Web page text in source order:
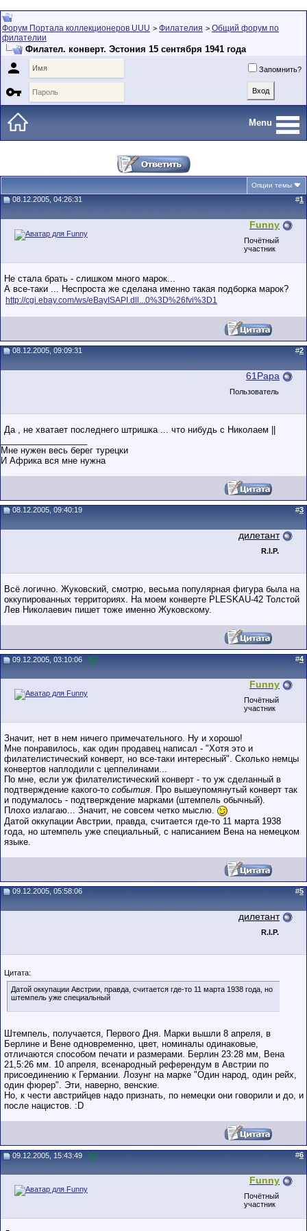
Форум Портала коллекционеров UUU > Филателия > Общий форум по
филателии
Филател. конверт. Эстония 15 сентября 1941 года
 Запомнить?

Menu
Опции темы
08.12.2005, 04:26:31 #1
Funny
Почётный
участник
Не стала брать - слишком много марок...
А все-таки ... Неспроста же сделана именно такая подборка марок?
http://cgi.ebay.com/ws/eBayISAPI.dll...0%3D%26fvi%3D1
08.12.2005, 09:09:31 #2
61Papa
Пользователь
Да , не хватает последнего штришка ... что нибудь с Николаем ||
Мне нужен весь берег турецки
И Африка вся мне нужна
08.12.2005, 09:40:19 #3
дилетант
R.I.P.
Всё логично. Жуковский, смотрю, весьма популярная фигура была на
оккупированных территориях. На моем конверте PLESKAU-42 Толстой
Лев Николаевич пишет тоже именно Жуковскому.
09.12.2005, 03:10:06 #4
Funny
Почётный
участник
Значит, нет в нем ничего примечательного. Ну и хорошо!
Мне понравилось, как один продавец написал - "Хотя это и
филателистический конверт, но все-таки интересный". Сколько немцы
конвертов наплодили с цеппелинами...
По мне, если уж филателистический конверт - то уж сделанный в
подтверждение какого-то события. Про вышеупомянутый конверт так
и подумалось - подтверждение марками (штемпель обычный).
Плохо излагаю... Значит, не совсем четко мыслю.
Датой оккупации Австрии, правда, считается где-то 11 марта 1938
года, но штемпель уже специальный, с написанием Вена на немецком
языке.
09.12.2005, 05:58:06 #5
дилетант
R.I.P.
Цитата:
Датой оккупации Австрии, правда, считается где-то 11 марта 1938 года, но
штемпель уже специальный
Штемпель, получается, Первого Дня. Марки вышли 8 апреля, в
Берлине и Вене одновременно, цвет, номиналы одинаковые,
отличаются способом печати и размерами. Берлин 23:28 мм, Вена
21,5:26 мм. 10 апреля, всенародный референдум в Австрии по
присоединению к Германии. Лозунг на марке "Один народ, один рейх,
один фюрер". Эти, наверно, венские.
Но, к чести австрийцев надо признать, по немецки они говорили и до, и
после нацистов. :D
09.12.2005, 15:43:49 #6
Funny
Почётный
участник